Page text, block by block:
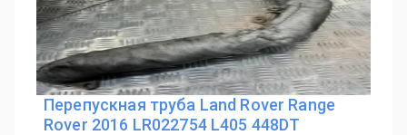
Перепускная труба Land Rover Range
Rover 2016 LR022754 L405 448DT